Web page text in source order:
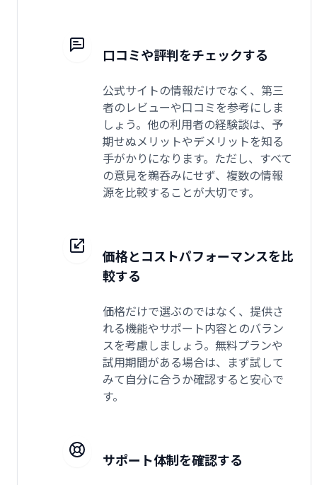
口コミや評判をチェックする
公式サイトの情報だけでなく、第三
者のレビューや口コミを参考にしま
しょう。他の利用者の経験談は、予
期せぬメリットやデメリットを知る
手がかりになります。ただし、すべて
の意見を鵜呑みにせず、複数の情報
源を比較することが大切です。
価格とコストパフォーマンスを比
較する
価格だけで選ぶのではなく、提供さ
れる機能やサポート内容とのバラン
スを考慮しましょう。無料プランや
試用期間がある場合は、まず試して
みて自分に合うか確認すると安心で
す。
サポート体制を確認する